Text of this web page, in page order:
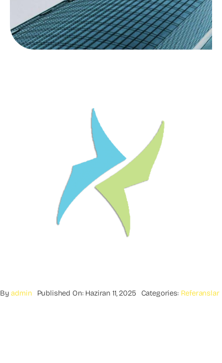
Byadmin Published On: Haziran 11, 2025 Categories: Referanslar